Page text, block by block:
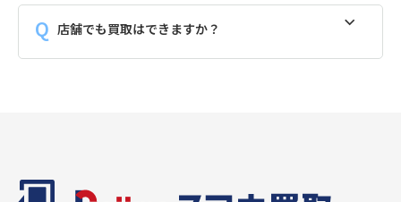
店舗でも買取はできますか？